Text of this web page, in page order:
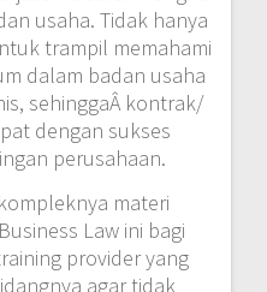
usaha. Tidak hanya
trampil memahami
dalam badan usaha
sehinggaÂ kontrak/
dengan sukses
perusahaan.
materi
Law ini bagi
provider yang
agar tidak